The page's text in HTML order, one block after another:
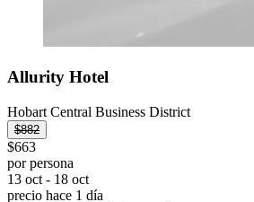
Allurity Hotel
Hobart Central Business District
$882
$663
por persona
13 oct - 18 oct
precio hace 1 día